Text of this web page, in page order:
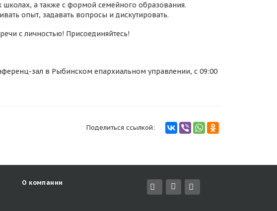
школах, а также с формой семейного образования.
опыт, задавать вопросы и дискутировать.
с личностью! Присоединяйтесь!
зал в Рыбинском епархиальном управлении, с 09:00
Поделиться ссылкой:
О компании